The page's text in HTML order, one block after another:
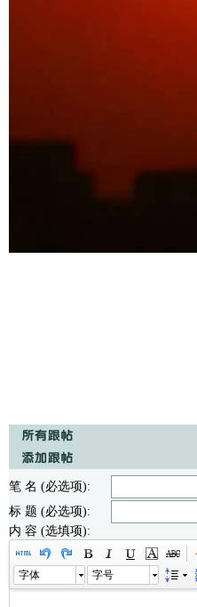
笔 名 (必选项):
标 题 (必选项):
内 容 (选填项):
字体 字号